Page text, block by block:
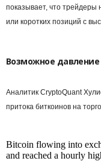
показывает, что
или коротких позиций с
Возможное давление
Аналитик CryptoQuant
притока биткоинов на
Bitcoin flowing into
and reached a hourly